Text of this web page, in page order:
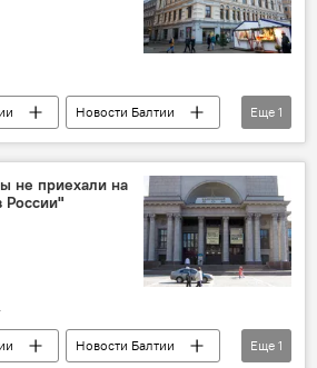
Новости Балтии
Еще 1
не приехали на
России"
Новости Балтии
Еще 1